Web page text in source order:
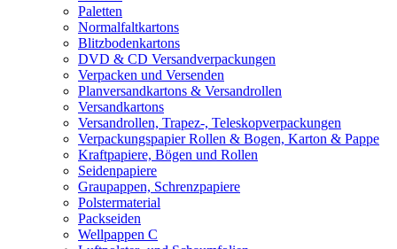
Paletten
Normalfaltkartons
Blitzbodenkartons
DVD & CD Versandverpackungen
Verpacken und Versenden
Planversandkartons & Versandrollen
Versandkartons
Versandrollen, Trapez-, Teleskopverpackungen
Verpackungspapier Rollen & Bogen, Karton & Pappe
Kraftpapiere, Bögen und Rollen
Seidenpapiere
Graupappen, Schrenzpapiere
Polstermaterial
Packseiden
Wellpappen C